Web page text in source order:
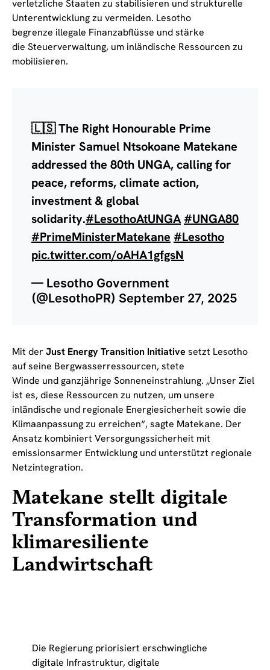
verletzliche Staaten zu stabilisieren und strukturelle
Unterentwicklung zu vermeiden. Lesotho
begrenze illegale Finanzabflüsse und stärke
die Steuerverwaltung, um inländische Ressourcen zu
mobilisieren.
🇱🇸 The Right Honourable Prime
Minister Samuel Ntsokoane Matekane
addressed the 80th UNGA, calling for
peace, reforms, climate action,
investment & global
solidarity.#LesothoAtUNGA #UNGA80
#PrimeMinisterMatekane #Lesotho
pic.twitter.com/oAHA1gfgsN
— Lesotho Government
(@LesothoPR) September 27, 2025
Mit der Just Energy Transition Initiative setzt Lesotho
auf seine Bergwasserressourcen, stete
Winde und ganzjährige Sonneneinstrahlung. „Unser Ziel
ist es, diese Ressourcen zu nutzen, um unsere
inländische und regionale Energiesicherheit sowie die
Klimaanpassung zu erreichen“, sagte Matekane. Der
Ansatz kombiniert Versorgungssicherheit mit
emissionsarmer Entwicklung und unterstützt regionale
Netzintegration.
Matekane stellt digitale
Transformation und
klimaresiliente
Landwirtschaft
Die Regierung priorisiert erschwingliche
digitale Infrastruktur, digitale